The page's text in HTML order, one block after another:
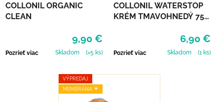
COLLONIL ORGANIC
CLEAN
9,90 €
Pozrieť viac Skladom (>5 ks)
COLLONIL WATERSTOP
KRÉM TMAVOHNEDÝ 75
6,90 €
Pozrieť viac Skladom (1 ks)
VÝPREDAJ
MEMBRÁNA ☔️